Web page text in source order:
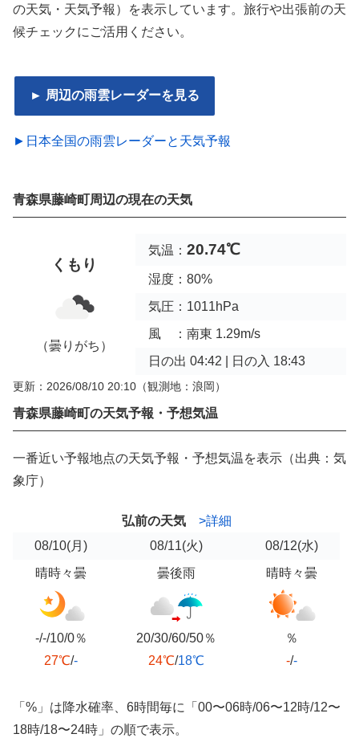
の天気・天気予報）を表示しています。旅行や出張前の天
候チェックにご活用ください。
► 周辺の雨雲レーダーを見る
►日本全国の雨雲レーダーと天気予報
青森県藤崎町周辺の現在の天気
くもり
（曇りがち）
気温： 20.74℃
湿度：80%
気圧：1011hPa
風 ：南東 1.29m/s
日の出 04:42 | 日の入 18:43
更新：2026/08/10 20:10 （観測地：浪岡）
青森県藤崎町の天気予報・予想気温
一番近い予報地点の天気予報・予想気温を表示（出典：気
象庁）
弘前の天気
>詳細
08/10(月) 08/11(火) 08/12(水)
晴時々曇
-/-/10/0％
27℃/-
曇後雨
20/30/60/50％
24℃/18℃
晴時々曇
％
-/-
「%」は降水確率、6時間毎に「00〜06時/06〜12時/12〜
18時/18〜24時」の順で表示。